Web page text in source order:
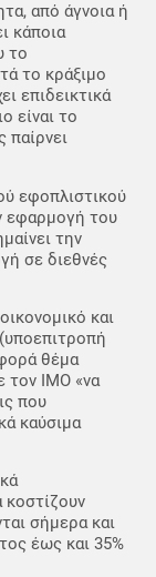
από άγνοια ή
κάποια
το
το κράξιμο
επιδεικτικά
είναι το
παίρνει
εφοπλιστικού
εφαρμογή του
την
σε διεθνές
και
θέμα
τον IMO «να
που
καύσιμα
κοστίζουν
σήμερα και
έως και 35%